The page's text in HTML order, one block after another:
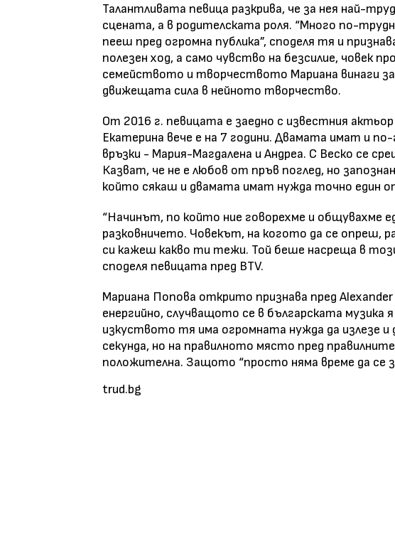
Талантливата певица разкрива, че за нея най-
сцената, а в родителската роля. “Много по-
пееш пред огромна публика”, споделя тя и
полезен ход, а само чувство на безсилие, човек
семейството и творчеството Мариана винаги
движещата сила в нейното творчество.
От 2016 г. певицата е заедно с известния
Екатерина вече е на 7 години. Двамата имат и
връзки - Мария-Магдалена и Андреа. С Веско се
Казват, че не е любов от пръв поглед, но
който сякаш и двамата имат нужда точно един
“Начинът, по който ние говорехме и общувахме
разковничето. Човекът, на когото да се опреш,
си кажеш какво ти тежи. Той беше насреща в
споделя певицата пред BTV.
Мариана Попова открито признава пред
енергийно, случващото се в българската музика
изкуството тя има огромната нужда да излезе и
секунда, но на правилното място пред
положителна. Защото “просто няма време да се
trud.bg